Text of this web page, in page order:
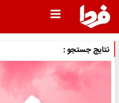
نتایج جستجو :